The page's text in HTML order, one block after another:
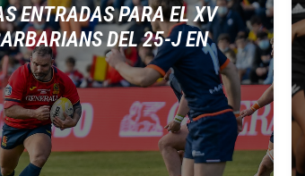
ENTRADAS PARA EL XV
DEL 25-J EN